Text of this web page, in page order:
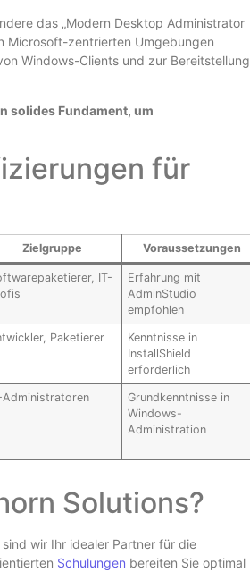
das „Modern Desktop Administrator
Microsoft-zentrierten Umgebungen
Windows-Clients und zur Bereitstellung
solides Fundament, um
für
Zielgruppe Voraussetzungen
IT-
Erfahrung mit
AdminStudio
empfohlen
Paketierer
Kenntnisse in
InstallShield
erforderlich
Administratoren
Grundkenntnisse in
Windows-
Administration
Solutions?
sind wir Ihr idealer Partner für die
Schulungen bereiten Sie optimal